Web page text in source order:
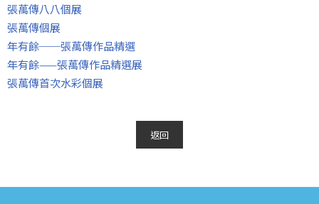
張萬傳八八個展
張萬傳個展
年有餘──張萬傳作品精選
年有餘——張萬傳作品精選展
張萬傳首次水彩個展
返回